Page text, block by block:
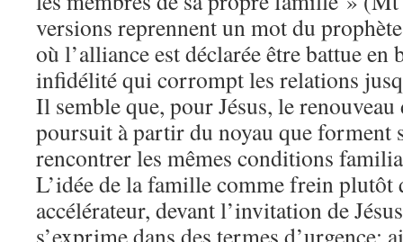
versions reprennent un mot du
où l’alliance est déclarée être battue en
infidélité qui corrompt les relations
Il semble que, pour Jésus, le
poursuit à partir du noyau que forment
rencontrer les mêmes conditions
L’idée de la famille comme frein plutôt
accélérateur, devant l’invitation de
s’exprime dans des termes d’urgence: